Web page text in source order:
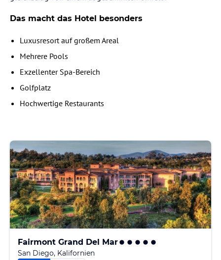
Das macht das Hotel besonders
Luxusresort auf großem Areal
Mehrere Pools
Exzellenter Spa-Bereich
Golfplatz
Hochwertige Restaurants
Fairmont Grand Del Mar
San Diego, Kalifornien